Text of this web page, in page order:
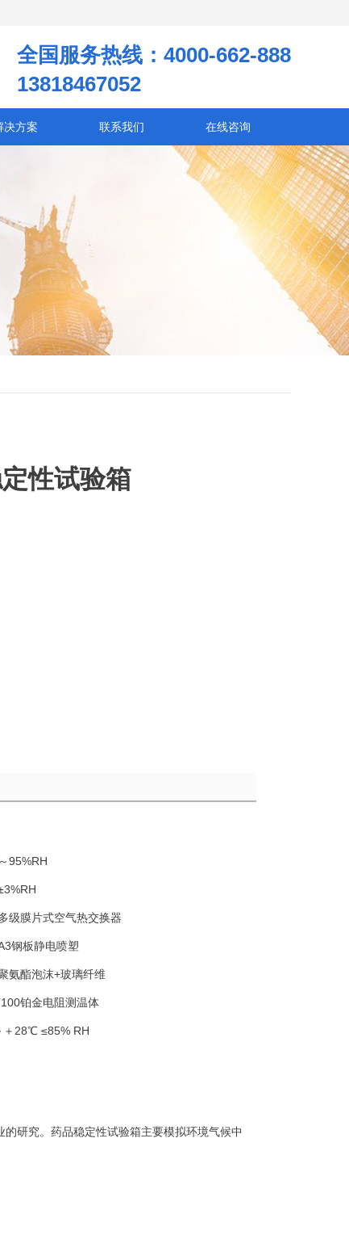
全国服务热线：4000-662-888
13818467052
决方案 联系我们 在线咨询
性试验箱
95%RH
级膜片式空气热交换器
钢板静电喷塑
氨酯泡沫+玻璃纤维
铂金电阻测温体
28℃ ≤85% RH
研究。药品稳定性试验箱主要模拟环境气候中